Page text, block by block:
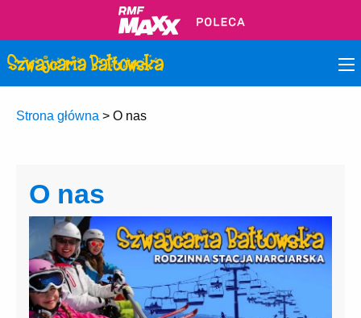
Strona główna > O nas
O nas